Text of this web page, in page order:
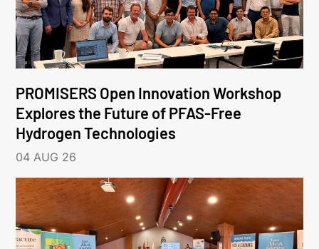
PROMISERS Open Innovation Workshop
Explores the Future of PFAS-Free
Hydrogen Technologies
04 AUG 26